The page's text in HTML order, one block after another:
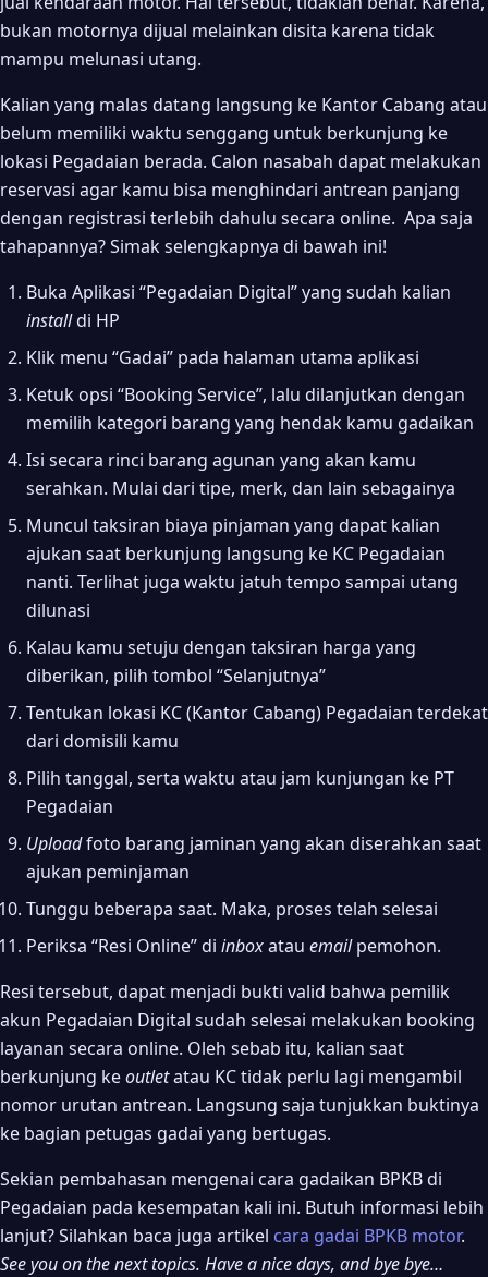
bukan motornya dijual melainkan disita karena tidak
mampu melunasi utang.
Kalian yang malas datang langsung ke Kantor Cabang atau
belum memiliki waktu senggang untuk berkunjung ke
lokasi Pegadaian berada. Calon nasabah dapat melakukan
reservasi agar kamu bisa menghindari antrean panjang
dengan registrasi terlebih dahulu secara online. Apa saja
tahapannya? Simak selengkapnya di bawah ini!
Buka Aplikasi “Pegadaian Digital” yang sudah kalian
installdi HP
Klik menu “Gadai” pada halaman utama aplikasi
Ketuk opsi “Booking Service”, lalu dilanjutkan dengan
memilih kategori barang yang hendak kamu gadaikan
Isi secara rinci barang agunan yang akan kamu
serahkan. Mulai dari tipe, merk, dan lain sebagainya
Muncul taksiran biaya pinjaman yang dapat kalian
ajukan saat berkunjung langsung ke KC Pegadaian
nanti. Terlihat juga waktu jatuh tempo sampai utang
dilunasi
Kalau kamu setuju dengan taksiran harga yang
diberikan, pilih tombol “Selanjutnya”
Tentukan lokasi KC (Kantor Cabang) Pegadaian terdekat
dari domisili kamu
Pilih tanggal, serta waktu atau jam kunjungan ke PT
Pegadaian
Uploadfoto barang jaminan yang akan diserahkan saat
ajukan peminjaman
Tunggu beberapa saat. Maka, proses telah selesai
Periksa “Resi Online” di inboxatau emailpemohon.
Resi tersebut, dapat menjadi bukti valid bahwa pemilik
akun Pegadaian Digital sudah selesai melakukan booking
layanan secara online. Oleh sebab itu, kalian saat
berkunjung keoutletatau KC tidak perlu lagi mengambil
nomor urutan antrean. Langsung saja tunjukkan buktinya
ke bagian petugas gadai yang bertugas.
Sekian pembahasan mengenai cara gadaikan BPKB di
Pegadaian pada kesempatan kali ini. Butuh informasi lebih
lanjut? Silahkan baca juga artikel cara gadai BPKB motor.
See you on the next topics. Have a nice days, and bye bye…